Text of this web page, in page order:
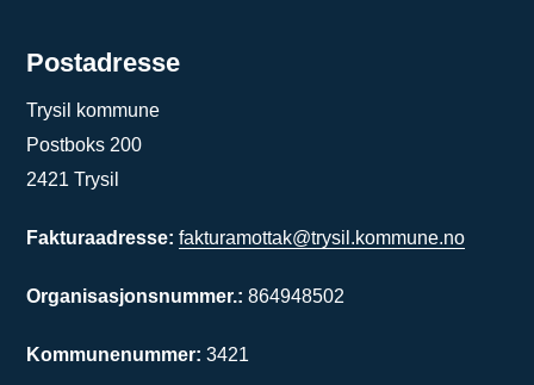
Postadresse
Trysil kommune
Postboks 200
2421 Trysil
Fakturaadresse:fakturamottak@trysil.kommune.no
Organisasjonsnummer.:864948502
Kommunenummer: 3421